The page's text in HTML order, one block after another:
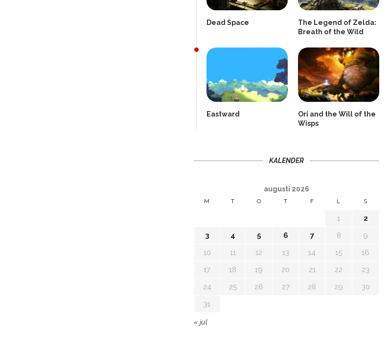
Dead Space
The Legend of Zelda:
Breath of the Wild
Eastward
Ori and the Will of the
Wisps
KALENDER
augusti 2026
M T O T F L S
1
2
3
4 5 6 7 8
9
10
11 12 13 14 15
16
17
18 19 20 21 22
23
24
25 26 27 28 29
30
31
« jul